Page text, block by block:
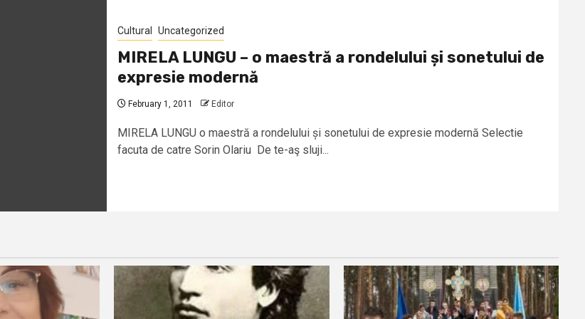
Cultural Uncategorized
MIRELA LUNGU – o maestră a rondelului și sonetului de
expresie modernă
February 1, 2011 Editor
MIRELA LUNGU o maestră a rondelului și sonetului de expresie modernă Selectie
facuta de catre Sorin Olariu De te-aş sluji...